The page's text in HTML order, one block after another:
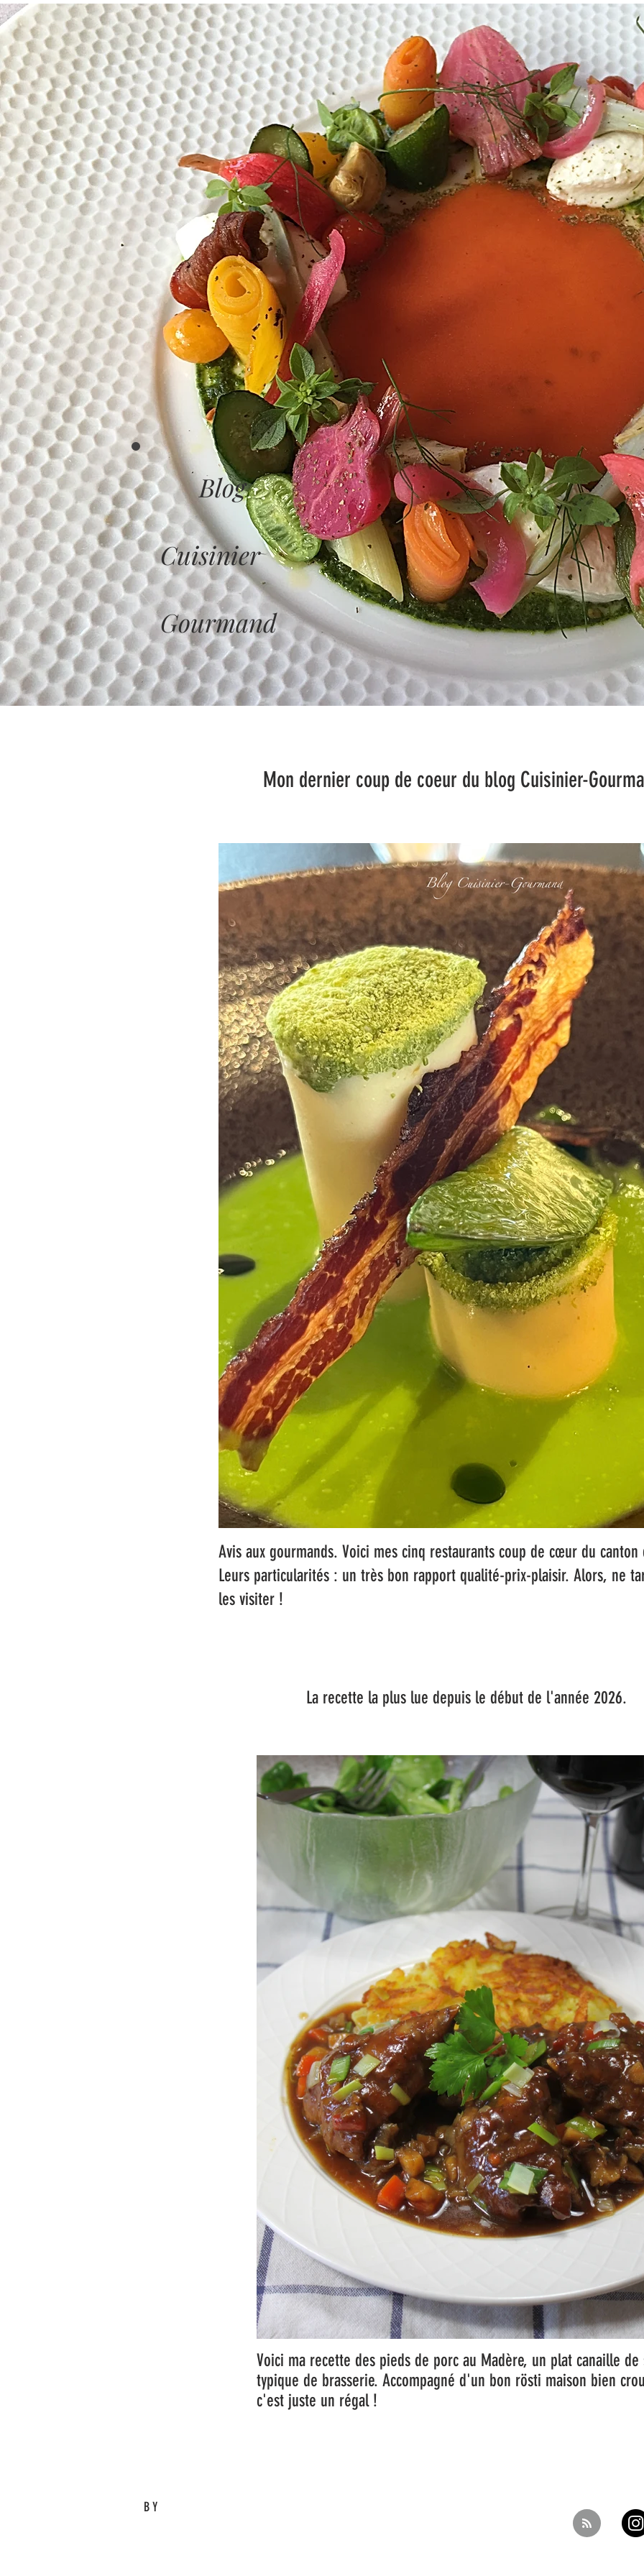
Blog
Cuisinier
Gourmand
Mon dernier coup de coeur du blog Cuisinier-
Avis aux gourmands. Voici mes cinq restaurants coup de cœur du canton
Leurs particularités : un très bon rapport qualité-prix-plaisir. Alors, ne
les visiter !
La recette la plus lue depuis le début de l'année 2026.
Voici ma recette des pieds de porc au Madère, un plat canaille de
typique de brasserie. Accompagné d'un bon rösti maison bien
c'est juste un régal !
BY